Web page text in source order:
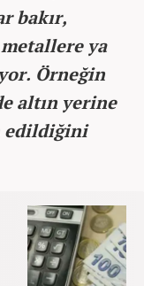
bakır,
ya
Örneğin
altın yerine
edildiğini